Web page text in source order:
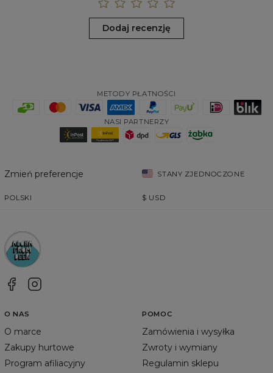
Dodaj recenzję
METODY PŁATNOŚCI
NASI PARTNERZY
Zmień preferencje STANY ZJEDNOCZONE
POLSKI $ USD
O NAS
O marce
Zakupy hurtowe
Program afiliacyjny
POMOC
Zamówienia i wysyłka
Zwroty i wymiany
Regulamin sklepu